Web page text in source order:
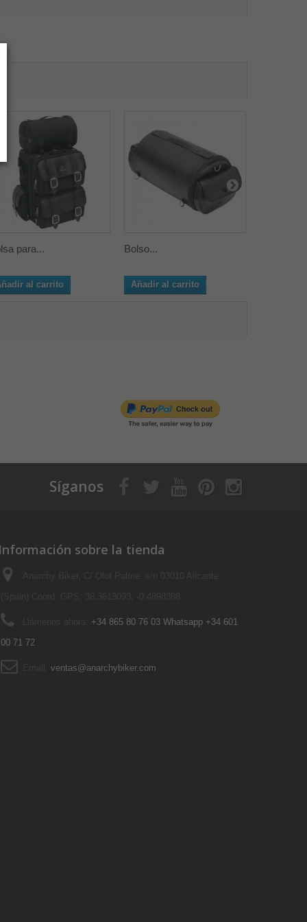
para...
al carrito
Bolso...
Añadir al carrito
Síganos
Información sobre la tienda
+34 865 80 76 03 Whatsapp +34 601
00 71 72
ventas@anarchybiker.com